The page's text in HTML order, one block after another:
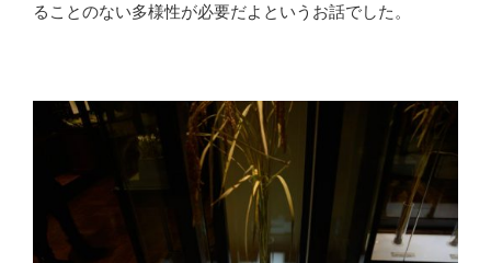
ることのない多様性が必要だよというお話でした。